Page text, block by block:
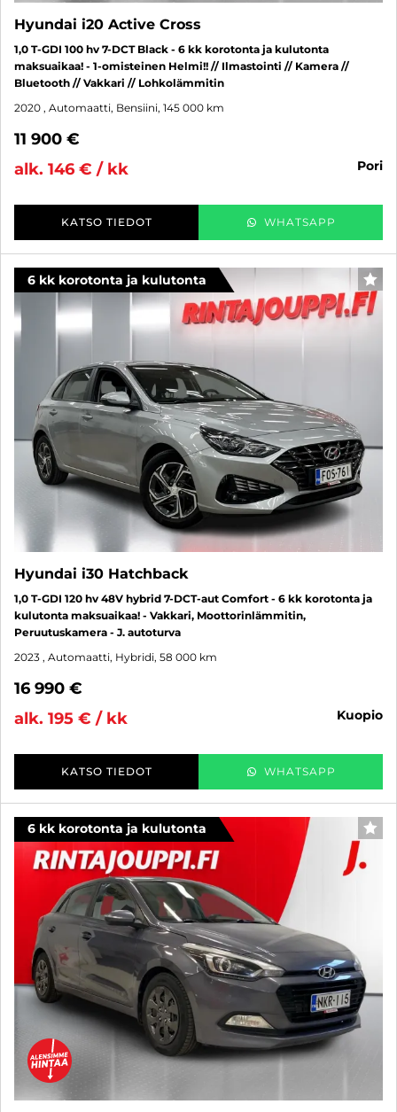
Hyundai i20 Active Cross
1,0 T-GDI 100 hv 7-DCT Black - 6 kk korotonta ja kulutonta
maksuaikaa! - 1-omisteinen Helmi!! // Ilmastointi // Kamera //
Bluetooth // Vakkari // Lohkolämmitin
2020 , Automaatti, Bensiini, 145 000 km
11 900 €
alk. 146 € / kk
pori
KATSO TIEDOT WHATSAPP
6 kk korotonta ja kulutonta
Hyundai i30 Hatchback
1,0 T-GDI 120 hv 48V hybrid 7-DCT-aut Comfort - 6 kk korotonta ja
kulutonta maksuaikaa! - Vakkari, Moottorinlämmitin,
Peruutuskamera - J. autoturva
2023 , Automaatti, Hybridi, 58 000 km
16 990 €
alk. 195 € / kk
kuopio
KATSO TIEDOT WHATSAPP
6 kk korotonta ja kulutonta